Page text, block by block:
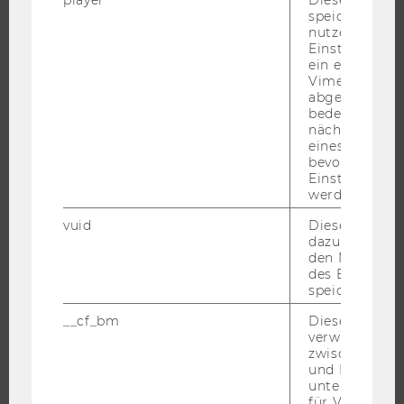
INTERNATIONALE UND INCOMING EXCHANGE STUDIERENDE
ANGEBOTE FÜR SCHULEN UND STUDIENINTERESSIERTE
FORSCHUNGSPORTAL
speichert
ein
Vimeo-Video
abgespielt
bedeutet,
nächsten
eines Vimeo-
bevorzugten
werden.
vuid
Dieser
dazu
den
des
speichern.
__cf_bm
Dieses
verwendet,
zwischen
und Bots zu